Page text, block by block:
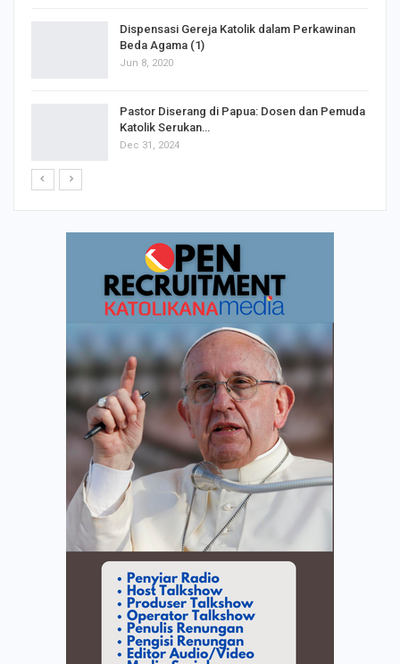
Dispensasi Gereja Katolik dalam Perkawinan
Beda Agama (1)
Jun 8, 2020
Pastor Diserang di Papua: Dosen dan Pemuda
Katolik Serukan…
Dec 31, 2024